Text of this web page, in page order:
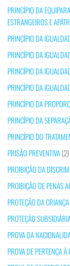
PRINCÍPIO DA
ESTRANGEIROS E
PRINCÍPIO DA
PRINCÍPIO DA
PRINCÍPIO DA
PRINCÍPIO DA
PRINCÍPIO DA
PRINCÍPIO DA
PRINCÍPIO DO
PRISÃO PREVENTIVA(2)
PROIBIÇÃO DA
PROIBIÇÃO DE PENAS
PROTEÇÃO DA CRIANÇA
PROTEÇÃO
PROVA DA
PROVA DE PERTENÇA